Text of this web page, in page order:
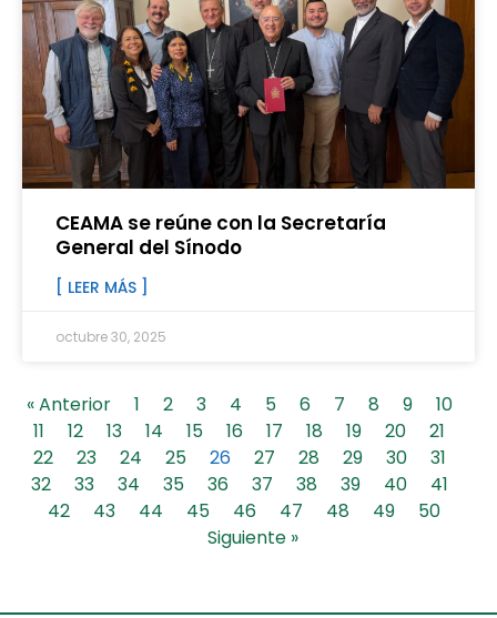
CEAMA se reúne con la Secretaría
General del Sínodo
[ LEER MÁS ]
octubre 30, 2025
« Anterior 1 2 3 4 5 6 7 8 9
10
11
12 13 14 15 16 17 18 19 20
21
22
23 24 25 26 27 28 29 30
31
32
33 34 35 36 37 38 39 40
41
42
43 44 45 46 47 48 49
50
Siguiente »